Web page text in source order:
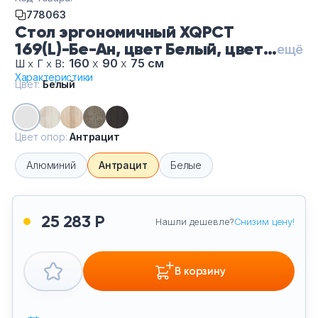
Стол эргономичный XQPCT
169(L)-Бе-Ан, цвет Белый, цвет
опор Антрацит
ещё
Шх Г х В: 160 х 90 х 75 см
Характеристики
778063
25 283 Р Нашли дешевле?Снизим цену!
В корзину
Цвет:Белый
Цвет опор:Антрацит
Алюминий Антрацит Белые
Офисные шкафы
Офисные диваны
Сейфы и металлическая мебель
Обеденная зона
Искусственные растения